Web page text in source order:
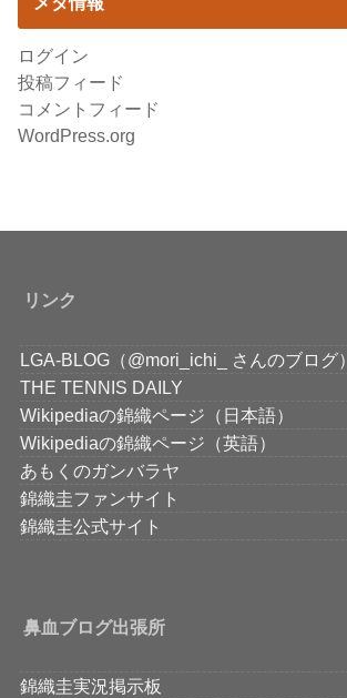
ログイン
投稿フィード
コメントフィード
WordPress.org
リンク
LGA-BLOG（@mori_ichi_ さんのブログ）
THE TENNIS DAILY
Wikipediaの錦織ページ（日本語）
Wikipediaの錦織ページ（英語）
あもくのガンバラヤ
錦織圭ファンサイト
錦織圭公式サイト
鼻血ブログ出張所
錦織圭実況掲示板